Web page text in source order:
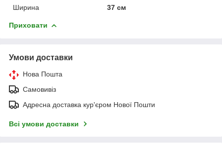
Ширина
37 см
Приховати
Умови доставки
Нова Пошта
Самовивіз
Адресна доставка кур'єром Нової Пошти
Всі умови доставки